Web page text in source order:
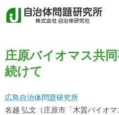
庄原バイオマス共
続けて
広島自治体問題研究所
名越 弘文（庄原市「木質バイオ